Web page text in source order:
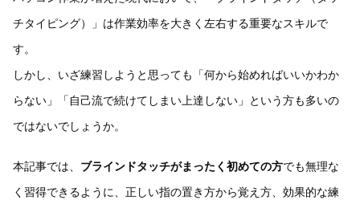
チタイピング）」は作業効率を大きく左右する重要なスキルで
す。
しかし、いざ練習しようと思っても「何から始めればいいかわか
らない」「自己流で続けてしまい上達しない」という方も多いの
ではないでしょうか。
本記事では、 ブラインドタッチがまったく初めての方でも無理な
く習得できるように、正しい指の置き方から覚え方、効果的な練